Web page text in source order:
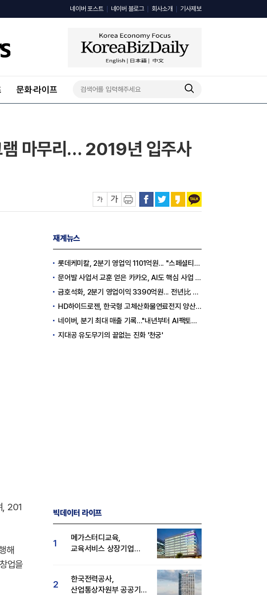
네이버 포스트 네이버 블로그 회사소개 기사제보
문화·라이프
램 마무리… 2019년 입주사
, 201
해
업을
재계뉴스
롯데케미칼, 2분기 영업익 1101억원... "스페셜티 전환 가속"
문어발 사업서 교훈 얻은 카카오, AI도 핵심 사업 '선택과 집중'
금호석화, 2분기 영업이익 3390억원... 전년比 419% 급증
HD하이드로젠, 한국형 고체산화물연료전지 양산체계 구축
네이버, 분기 최대 매출 기록..."내년부터 AI팩토리 수익 날 것"
지대공 유도무기의 끝없는 진화 '천궁'
빅데이터 라이프
1
메가스터디교육,
교육서비스 상장기업
2
한국전력공사,
산업통상자원부 공공기관